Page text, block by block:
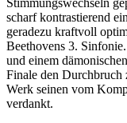
Stimmungswechseln
scharf kontrastierend
geradezu kraftvoll
Beethovens 3.
und einem
Finale den Durchbruch
Werk seinen vom
verdankt.